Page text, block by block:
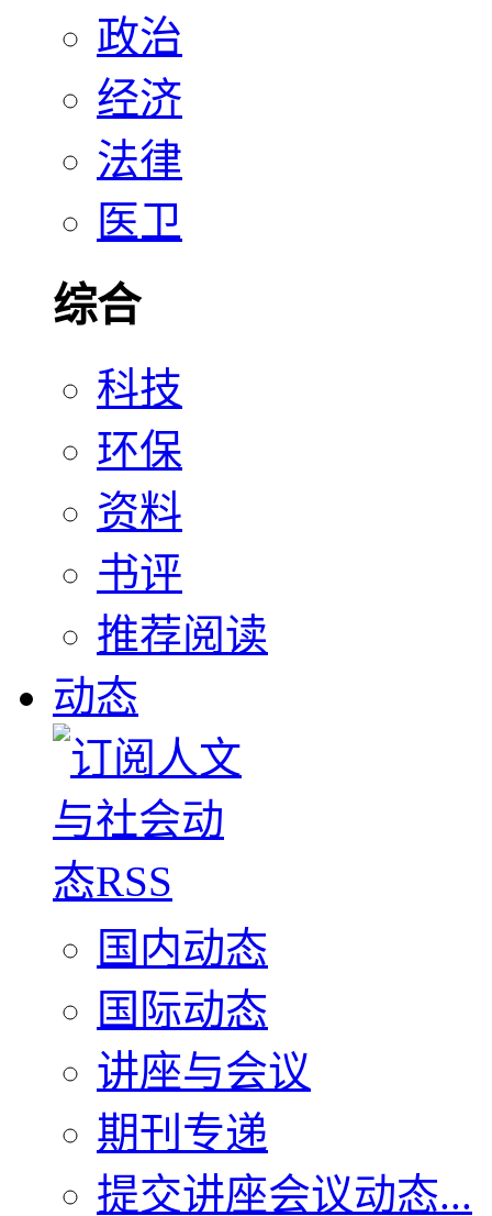
政治
经济
法律
医卫
综合
科技
环保
资料
书评
推荐阅读
动态
国内动态
国际动态
讲座与会议
期刊专递
提交讲座会议动态...